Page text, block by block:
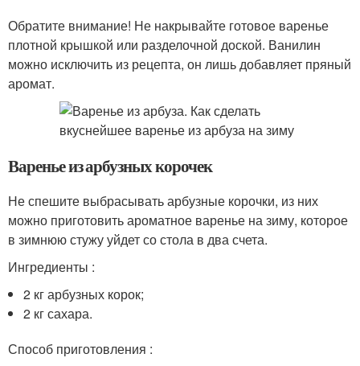
Обратите внимание! Не накрывайте готовое варенье
плотной крышкой или разделочной доской. Ванилин
можно исключить из рецепта, он лишь добавляет пряный
аромат.
Варенье из арбузных корочек
Не спешите выбрасывать арбузные корочки, из них
можно приготовить ароматное варенье на зиму, которое
в зимнюю стужу уйдет со стола в два счета.
Ингредиенты :
2 кг арбузных корок;
2 кг сахара.
Способ приготовления :